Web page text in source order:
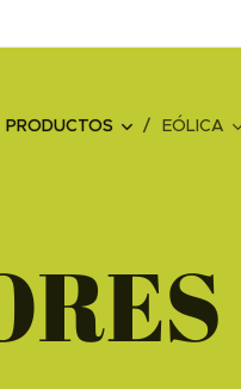
PRODUCTOS EÓLICA